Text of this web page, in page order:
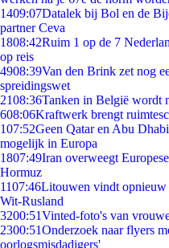
1409:07Datalek bij Bol en de
partner Ceva
1808:42Ruim 1 op de 7
op reis
4908:39Van den Brink zet nog
spreidingswet
2108:36Tanken in België wordt
608:06Kraftwerk brengt
107:52Geen Qatar en Abu
mogelijk in Europa
1807:49Iran overweegt
Hormuz
1107:46Litouwen vindt opnieuw
Wit-Rusland
3200:51Vinted-foto's van
2300:51Onderzoek naar flyers
oorlogsmisdadigers'